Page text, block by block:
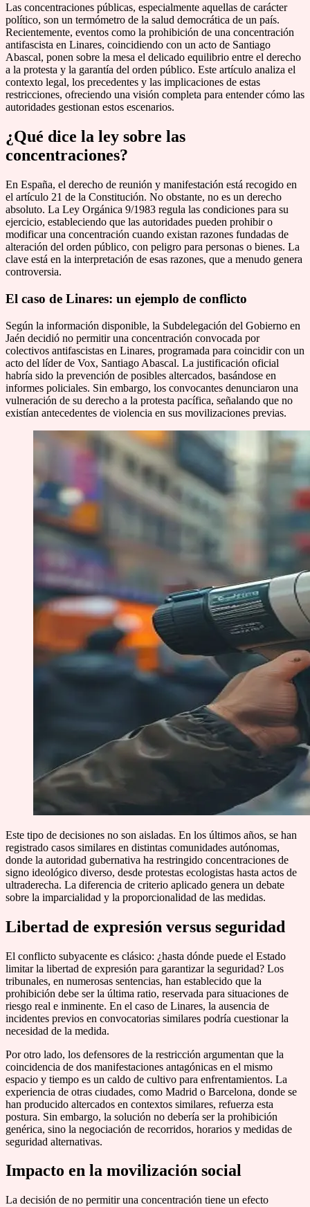
Las concentraciones públicas, especialmente aquellas de carácter
político, son un termómetro de la salud democrática de un país.
Recientemente, eventos como la prohibición de una concentración
antifascista en Linares, coincidiendo con un acto de Santiago
Abascal, ponen sobre la mesa el delicado equilibrio entre el derecho
a la protesta y la garantía del orden público. Este artículo analiza el
contexto legal, los precedentes y las implicaciones de estas
restricciones, ofreciendo una visión completa para entender cómo las
autoridades gestionan estos escenarios.
¿Qué dice la ley sobre las
concentraciones?
En España, el derecho de reunión y manifestación está recogido en
el artículo 21 de la Constitución. No obstante, no es un derecho
absoluto. La Ley Orgánica 9/1983 regula las condiciones para su
ejercicio, estableciendo que las autoridades pueden prohibir o
modificar una concentración cuando existan razones fundadas de
alteración del orden público, con peligro para personas o bienes. La
clave está en la interpretación de esas razones, que a menudo genera
controversia.
El caso de Linares: un ejemplo de conflicto
Según la información disponible, la Subdelegación del Gobierno en
Jaén decidió no permitir una concentración convocada por
colectivos antifascistas en Linares, programada para coincidir con un
acto del líder de Vox, Santiago Abascal. La justificación oficial
habría sido la prevención de posibles altercados, basándose en
informes policiales. Sin embargo, los convocantes denunciaron una
vulneración de su derecho a la protesta pacífica, señalando que no
existían antecedentes de violencia en sus movilizaciones previas.
Este tipo de decisiones no son aisladas. En los últimos años, se han
registrado casos similares en distintas comunidades autónomas,
donde la autoridad gubernativa ha restringido concentraciones de
signo ideológico diverso, desde protestas ecologistas hasta actos de
ultraderecha. La diferencia de criterio aplicado genera un debate
sobre la imparcialidad y la proporcionalidad de las medidas.
Libertad de expresión versus seguridad
El conflicto subyacente es clásico: ¿hasta dónde puede el Estado
limitar la libertad de expresión para garantizar la seguridad? Los
tribunales, en numerosas sentencias, han establecido que la
prohibición debe ser la última ratio, reservada para situaciones de
riesgo real e inminente. En el caso de Linares, la ausencia de
incidentes previos en convocatorias similares podría cuestionar la
necesidad de la medida.
Por otro lado, los defensores de la restricción argumentan que la
coincidencia de dos manifestaciones antagónicas en el mismo
espacio y tiempo es un caldo de cultivo para enfrentamientos. La
experiencia de otras ciudades, como Madrid o Barcelona, donde se
han producido altercados en contextos similares, refuerza esta
postura. Sin embargo, la solución no debería ser la prohibición
genérica, sino la negociación de recorridos, horarios y medidas de
seguridad alternativas.
Impacto en la movilización social
La decisión de no permitir una concentración tiene un efecto